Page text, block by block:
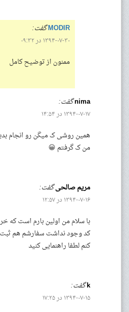
MODIRگفت:
۱۳۹۴-۰۷-۳۰ در ۰۹:۳۲
ممنون از توضیح کامل
nimaگفت:
۱۳۹۴-۰۷-۱۷ در ۱۴:۵۴
همین روشی ک میگن رو انجام
من ک گرفتم 😀
مریم صالحیگفت:
۱۳۹۴-۰۷-۱۶ در ۱۲:۵۷
با سلام من اولین بارم است که
کد وجود نداشت سفارشم هم ثبت
کنم لطفا راهنمایی کنید
kگفت:
۱۳۹۴-۰۷-۱۵ در ۱۷:۲۵